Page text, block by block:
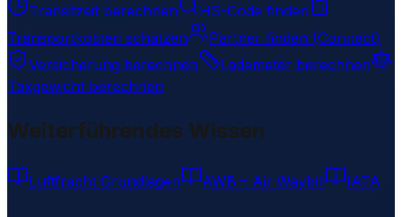
Transitzeit berechnen
HS-Code finden
Transportkosten schätzen
Partner finden (Connect)
Versicherung berechnen
Lademeter berechnen
Taxgewicht berechnen
Weiterführendes Wissen
Luftfracht Grundlagen AWB – Air Waybill IATA